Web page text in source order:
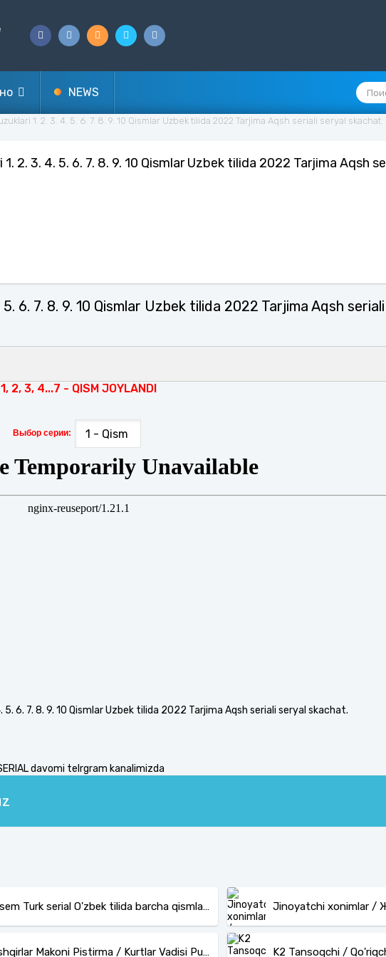
1. 2. 3. 4. 5. 6. 7. 8. 9. 10 Qismlar Uzbek tilida 2022 Tarjima Aqsh seriali seryal skachat.
2. 3. 4. 5. 6. 7. 8. 9. 10 Qismlar Uzbek tilida 2022 Tarjima Aqsh
6. 7. 8. 9. 10 Qismlar Uzbek tilida 2022 Tarjima Aqsh
1, 2, 3, 4...7 - QISM JOYLANDI
Выбор серии:
6. 7. 8. 9. 10 Qismlar Uzbek tilida 2022 Tarjima Aqsh seriali seryal skachat.
davomi telrgram kanalimizda
Ko'sem Turk serial O'zbek tilida barcha qismlari 1-30
Qashqirlar Makoni Pistirma / Kurtlar Vadisi Pusu Uzbek tilida barcha qismlar
NEWS